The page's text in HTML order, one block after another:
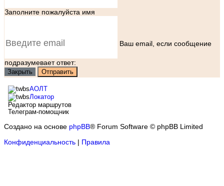
Заполните пожалуйста имя
Ваш еmail, если сообщение
подразумевает ответ:
Закрыть Отправить
АОЛТ
Локатор
Редактор маршрутов
Телеграм-помощник
Создано на основе phpBB® Forum Software © phpBB Limited
Конфиденциальность | Правила